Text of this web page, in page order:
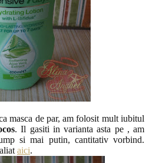
masca de par, am folosit mult iubitul
. Il gasiti in varianta asta pe , am
si mai putin, cantitativ vorbind.
aici.